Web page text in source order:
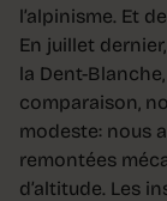
l’alpinisme. Et
En juillet
la Dent-
comparaison,
modeste: nous
remontées
d’altitude. Les